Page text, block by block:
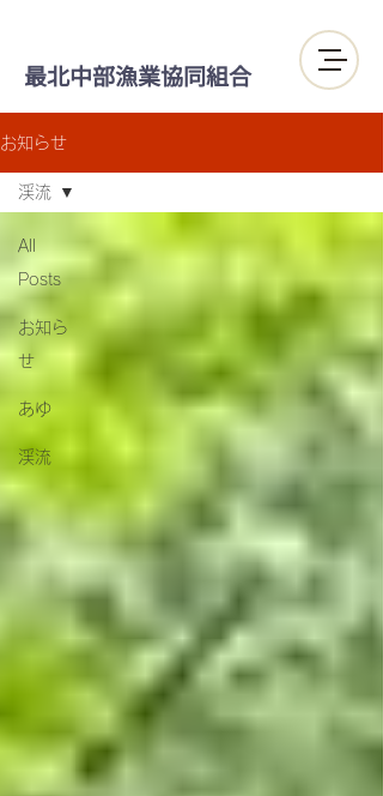
最北中部漁業協同組合
お知らせ
All
Posts
お知ら
せ
あゆ
渓流
渓流